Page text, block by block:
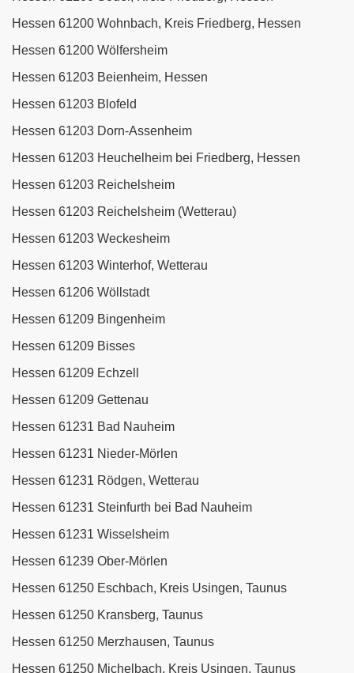
Hessen 61200 Wohnbach, Kreis Friedberg, Hessen
Hessen 61200 Wölfersheim
Hessen 61203 Beienheim, Hessen
Hessen 61203 Blofeld
Hessen 61203 Dorn-Assenheim
Hessen 61203 Heuchelheim bei Friedberg, Hessen
Hessen 61203 Reichelsheim
Hessen 61203 Reichelsheim (Wetterau)
Hessen 61203 Weckesheim
Hessen 61203 Winterhof, Wetterau
Hessen 61206 Wöllstadt
Hessen 61209 Bingenheim
Hessen 61209 Bisses
Hessen 61209 Echzell
Hessen 61209 Gettenau
Hessen 61231 Bad Nauheim
Hessen 61231 Nieder-Mörlen
Hessen 61231 Rödgen, Wetterau
Hessen 61231 Steinfurth bei Bad Nauheim
Hessen 61231 Wisselsheim
Hessen 61239 Ober-Mörlen
Hessen 61250 Eschbach, Kreis Usingen, Taunus
Hessen 61250 Kransberg, Taunus
Hessen 61250 Merzhausen, Taunus
Hessen 61250 Michelbach, Kreis Usingen, Taunus